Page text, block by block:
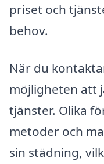
priset och
behov.
När du
möjligheten att
tjänster. Olika
metoder och
sin städning,